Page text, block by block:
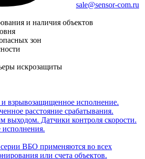
sale@sensor-com.ru
и наличия объектов
зон
искрозащиты
взрывозащищенное исполнение.
расстояние срабатывания.
выходом. Датчики контроля скорости.
исполнения.
ВБО применяются во всех
или счета объектов.